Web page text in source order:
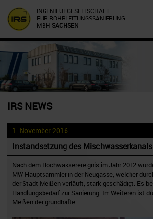
INGENIEURGESELLSCHAFT
FÜR ROHRLEITUNGSSANIERUNG
MBH SACHSEN
IRS NEWS
1. November 2016
Instandsetzung des
Nach dem Hochwasserereignis im Jahr 2012
MW-Hauptsammler in der Neugasse, welcher
der Stadt Meißen verläuft, stark geschädigt. Es
Handlungsbedarf zur Sanierung. Im Weiteren ist
Meißen der grundhafte …